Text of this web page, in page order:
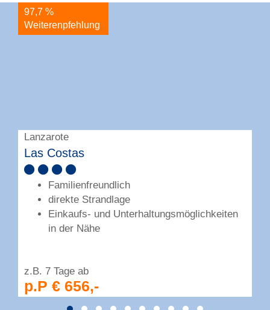
97,7 %
Weiterenpfehlung
Lanzarote
Las Costas
Familienfreundlich
direkte Strandlage
Einkaufs- und Unterhaltungsmöglichkeiten
in der Nähe
z.B. 7 Tage ab
p.P € 656,-